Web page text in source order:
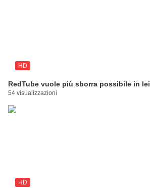
HD
RedTube vuole più sborra possibile in lei
54 visualizzazioni
HD